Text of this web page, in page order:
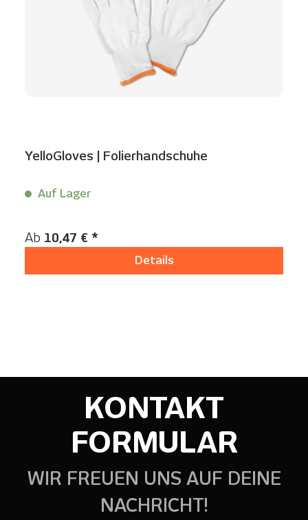
YelloGloves | Folierhandschuhe
Auf Lager
Regulärer Preis:
Ab 10,47 € *
Details
KONTAKT
FORMULAR
WIR FREUEN UNS AUF DEINE
NACHRICHT!